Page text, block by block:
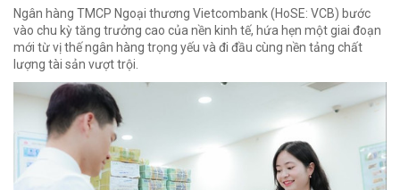
Ngân hàng TMCP Ngoại thương Vietcombank (HoSE: VCB) bước
vào chu kỳ tăng trưởng cao của nền kinh tế, hứa hẹn một giai đoạn
mới từ vị thế ngân hàng trọng yếu và đi đầu cùng nền tảng chất
lượng tài sản vượt trội.